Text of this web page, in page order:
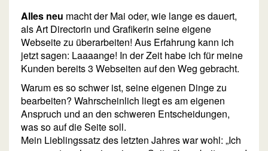
Alles neu macht der Mai oder, wie lange es dauert,
als Art Directorin und Grafikerin seine eigene
Webseite zu überarbeiten! Aus Erfahrung kann ich
jetzt sagen: Laaaange! In der Zeit habe ich für meine
Kunden bereits 3 Webseiten auf den Weg gebracht.
Warum es so schwer ist, seine eigenen Dinge zu
bearbeiten? Wahrscheinlich liegt es am eigenen
Anspruch und an den schweren Entscheidungen,
was so auf die Seite soll.
Mein Lieblingssatz des letzten Jahres war wohl: „Ich